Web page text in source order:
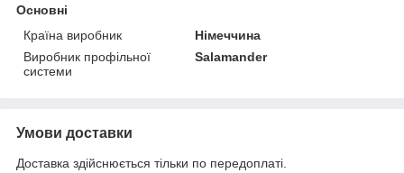
Основні
Країна виробник
Німеччина
Виробник профільної
системи
Salamander
Умови доставки
Доставка здійснюється тільки по передоплаті.